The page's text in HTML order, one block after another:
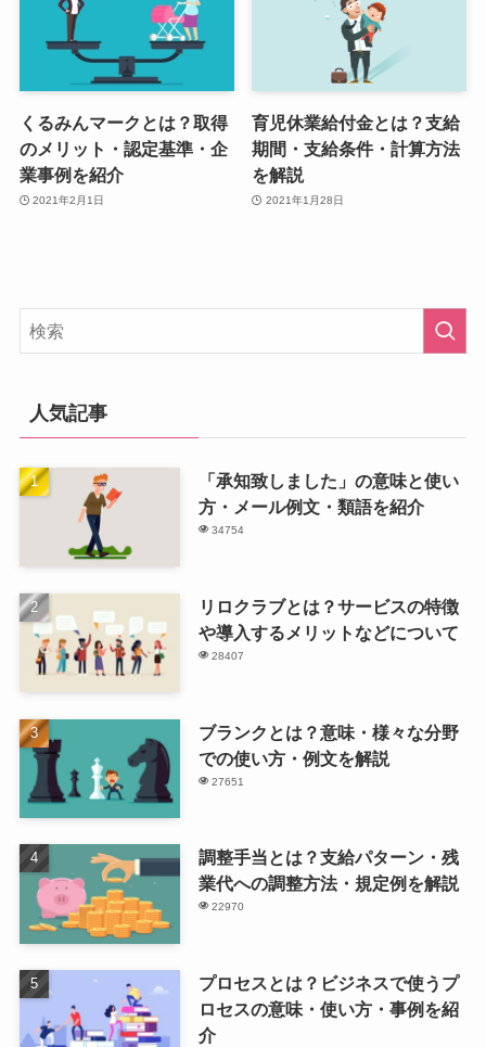
くるみんマークとは？取得
のメリット・認定基準・企
業事例を紹介
2021年2月1日
育児休業給付金とは？支給
期間・支給条件・計算方法
を解説
2021年1月28日
人気記事
「承知致しました」の意味と使い
方・メール例文・類語を紹介
34754
リロクラブとは？サービスの特徴
や導入するメリットなどについて
28407
ブランクとは？意味・様々な分野
での使い方・例文を解説
27651
調整手当とは？支給パターン・残
業代への調整方法・規定例を解説
22970
プロセスとは？ビジネスで使うプ
ロセスの意味・使い方・事例を紹
介